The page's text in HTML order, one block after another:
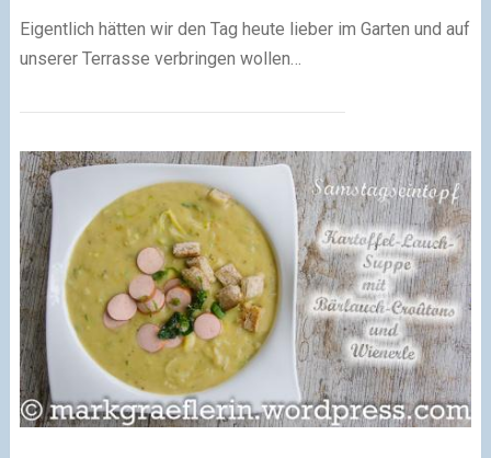
Eigentlich hätten wir den Tag heute lieber im Garten und auf
unserer Terrasse verbringen wollen…